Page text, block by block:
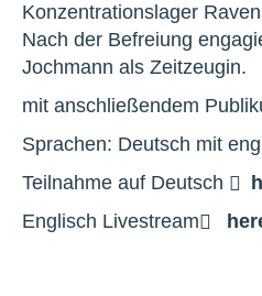
Konzentrationslager
Nach der Befreiung
Jochmann als Zeitzeugin.
mit anschließendem
Sprachen: Deutsch mit
Teilnahme auf Deutsch
Englisch Livestream